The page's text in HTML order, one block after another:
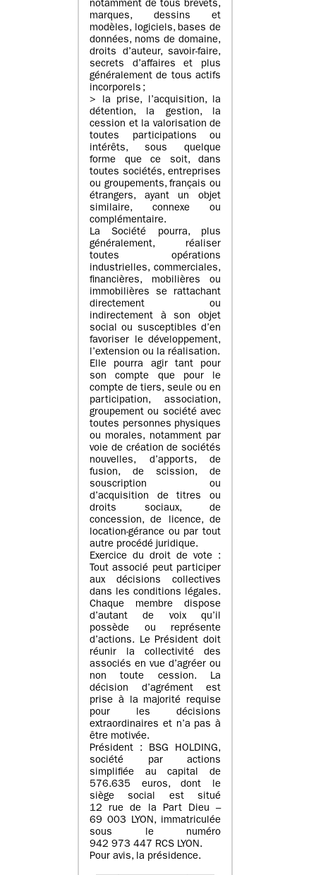
notamment de tous brevets,
marques, dessins et
modèles, logiciels, bases de
données, noms de domaine,
droits d’auteur, savoir-faire,
secrets d’affaires et plus
généralement de tous actifs
incorporels ;
> la prise, l’acquisition, la
détention, la gestion, la
cession et la valorisation de
toutes participations ou
intérêts, sous quelque
forme que ce soit, dans
toutes sociétés, entreprises
ou groupements, français ou
étrangers, ayant un objet
similaire, connexe ou
complémentaire.
La Société pourra, plus
généralement, réaliser
toutes opérations
industrielles, commerciales,
financières, mobilières ou
immobilières se rattachant
directement ou
indirectement à son objet
social ou susceptibles d’en
favoriser le développement,
l’extension ou la réalisation.
Elle pourra agir tant pour
son compte que pour le
compte de tiers, seule ou en
participation, association,
groupement ou société avec
toutes personnes physiques
ou morales, notamment par
voie de création de sociétés
nouvelles, d’apports, de
fusion, de scission, de
souscription ou
d’acquisition de titres ou
droits sociaux, de
concession, de licence, de
location-gérance ou par tout
autre procédé juridique.
Exercice du droit de vote :
Tout associé peut participer
aux décisions collectives
dans les conditions légales.
Chaque membre dispose
d’autant de voix qu’il
possède ou représente
d’actions. Le Président doit
réunir la collectivité des
associés en vue d’agréer ou
non toute cession. La
décision d’agrément est
prise à la majorité requise
pour les décisions
extraordinaires et n’a pas à
être motivée.
Président : BSG HOLDING,
société par actions
simplifiée au capital de
576.635 euros, dont le
siège social est situé
12 rue de la Part Dieu –
69 003 LYON, immatriculée
sous le numéro
942 973 447 RCS LYON.
Pour avis, la présidence.